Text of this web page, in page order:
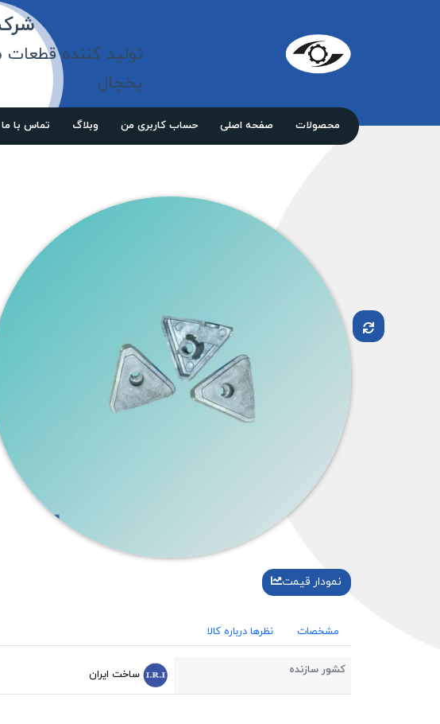
پلاست
شرکت
تولید کننده
یخچال
محصولات صفحه اصلی حساب کاربری من وبلاگ تماس با ما
نمودار قیمت
مشخصات نظرها درباره کالا
کشور سازنده ساخت ایران